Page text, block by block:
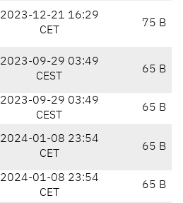
2023-12-21 16:29
CET
75 B
2023-09-29 03:49
CEST
65 B
2023-09-29 03:49
CEST
65 B
2024-01-08 23:54
CET
65 B
2024-01-08 23:54
CET
65 B